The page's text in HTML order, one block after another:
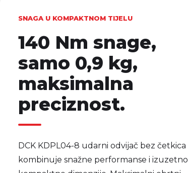
SNAGA U KOMPAKTNOM TIJELU
140 Nm snage,
samo 0,9 kg,
maksimalna
preciznost.
DCK KDPL04-8 udarni odvijač bez četkica
kombinuje snažne performanse i izuzetno